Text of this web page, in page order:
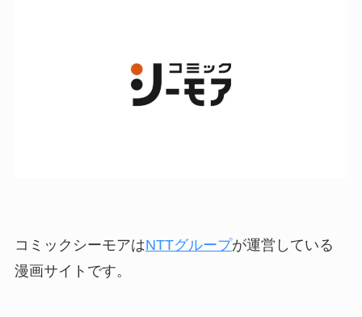
コミックシーモアはNTTグループが運営している
漫画サイトです。